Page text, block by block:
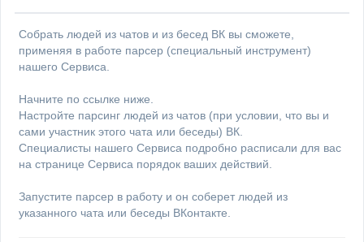
Собрать людей из чатов и из бесед ВК вы сможете,
применяя в работе парсер (специальный инструмент)
нашего Сервиса.
Начните по ссылке ниже.
Настройте парсинг людей из чатов (при условии, что вы и
сами участник этого чата или беседы) ВК.
Специалисты нашего Сервиса подробно расписали для вас
на странице Сервиса порядок ваших действий.
Запустите парсер в работу и он соберет людей из
указанного чата или беседы ВКонтакте.